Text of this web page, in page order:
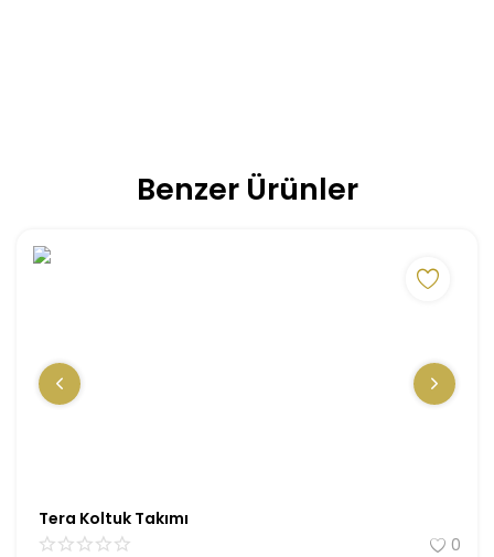
Benzer Ürünler
Tera Koltuk Takımı
0